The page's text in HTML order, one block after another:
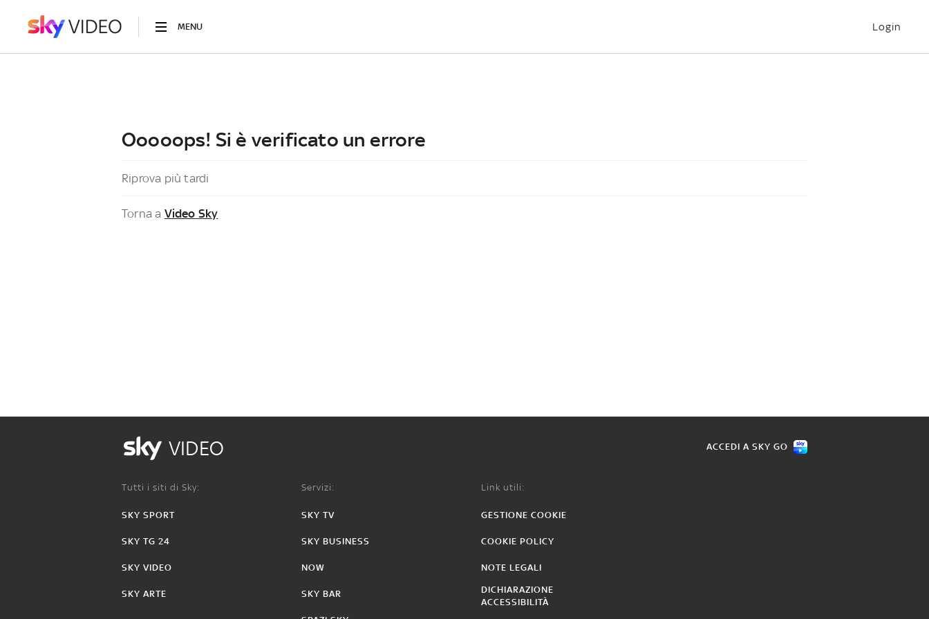
MENU Login
Ooooops! Si è verificato un errore
Riprova più tardi
Torna a Video Sky
VIDEO ACCEDI A SKY GO
Tutti i siti di Sky:
SKY SPORT
SKY TG 24
SKY VIDEO
SKY ARTE
Servizi:
SKY TV
SKY BUSINESS
NOW
SKY BAR
Link utili:
GESTIONE COOKIE
COOKIE POLICY
NOTE LEGALI
DICHIARAZIONE
ACCESSIBILITÀ